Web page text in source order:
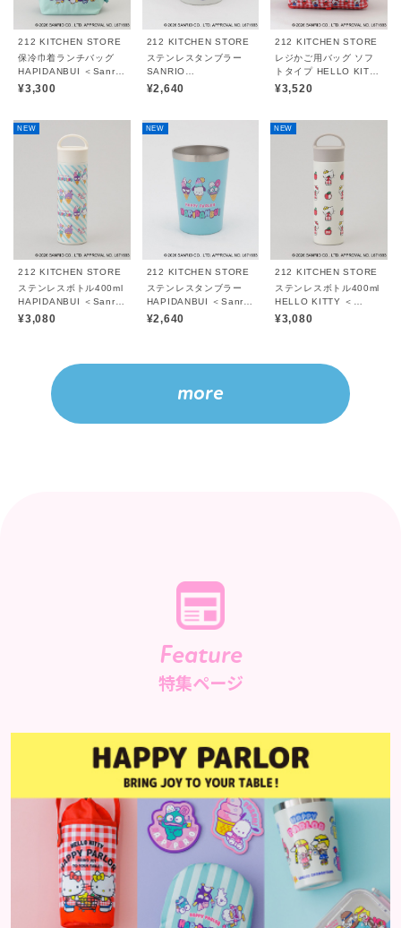
212 KITCHEN STORE
保冷巾着ランチバッグ
HAPIDANBUI ＜Sanrio
サンリオ＞
¥3,300
212 KITCHEN STORE
ステンレスタンブラー
SANRIO
CHARACTERS ＜
¥2,640
212 KITCHEN STORE
レジかご用バッグ ソフ
トタイプ HELLO KITTY
＜Sanrio サンリオ＞
¥3,520
NEW
212 KITCHEN STORE
ステンレスボトル400ml
HAPIDANBUI ＜Sanrio
サンリオ＞
¥3,080
NEW
212 KITCHEN STORE
ステンレスタンブラー
HAPIDANBUI ＜Sanrio
サンリオ＞
¥2,640
NEW
212 KITCHEN STORE
ステンレスボトル400ml
HELLO KITTY ＜
Sanrio サンリオ＞
¥3,080
more
Feature
特集ページ